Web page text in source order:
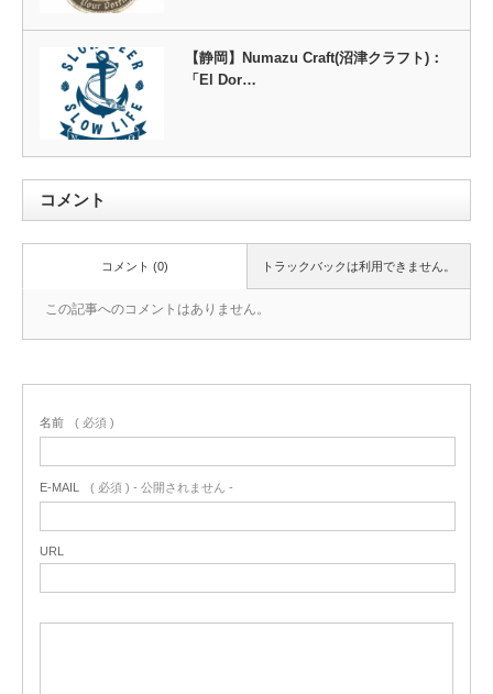
【静岡】Numazu Craft(沼津クラフト)：
「El Dor…
コメント
トラックバックは利用できません。
コメント (0)
この記事へのコメントはありません。
名前 ( 必須 )
E-MAIL ( 必須 ) - 公開されません -
URL